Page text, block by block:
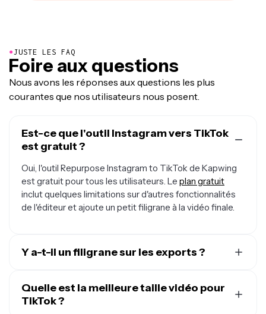
●JUSTE LES FAQ
Foire aux questions
Nous avons les réponses aux questions les plus
courantes que nos utilisateurs nous posent.
Est-ce que l'outil Instagram vers TikTok
est gratuit ?
Oui, l'outil Repurpose Instagram to TikTok de Kapwing
est gratuit pour tous les utilisateurs. Le plan gratuit
inclut quelques limitations sur d'autres fonctionnalités
de l'éditeur et ajoute un petit filigrane à la vidéo finale.
Y a-t-il un filigrane sur les exports ?
exports contiendront un filigrane. Une fois que tu
passes à un
, le filigrane sera complètement
Quelle est la meilleure taille vidéo pour
TikTok ?